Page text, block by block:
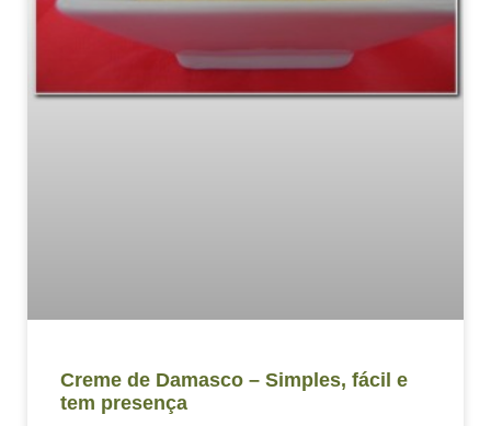
Creme de Damasco – Simples, fácil e
tem presença